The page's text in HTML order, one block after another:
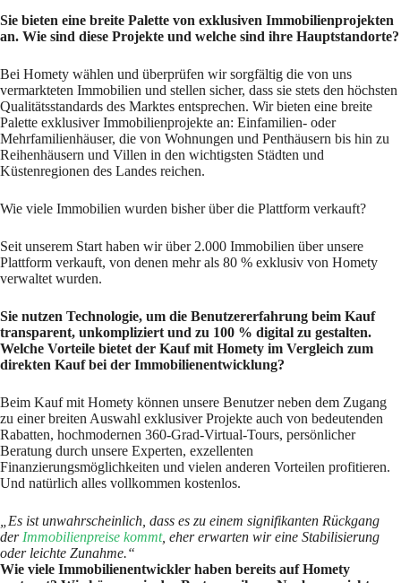
Sie bieten eine breite Palette von exklusiven Immobilienprojekten
an. Wie sind diese Projekte und welche sind ihre Hauptstandorte?
Bei Homety wählen und überprüfen wir sorgfältig die von uns
vermarkteten Immobilien und stellen sicher, dass sie stets den höchsten
Qualitätsstandards des Marktes entsprechen. Wir bieten eine breite
Palette exklusiver Immobilienprojekte an: Einfamilien- oder
Mehrfamilienhäuser, die von Wohnungen und Penthäusern bis hin zu
Reihenhäusern und Villen in den wichtigsten Städten und
Küstenregionen des Landes reichen.
Wie viele Immobilien wurden bisher über die Plattform verkauft?
Seit unserem Start haben wir über 2.000 Immobilien über unsere
Plattform verkauft, von denen mehr als 80 % exklusiv von Homety
verwaltet wurden.
Sie nutzen Technologie, um die Benutzererfahrung beim Kauf
transparent, unkompliziert und zu 100 % digital zu gestalten.
Welche Vorteile bietet der Kauf mit Homety im Vergleich zum
direkten Kauf bei der Immobilienentwicklung?
Beim Kauf mit Homety können unsere Benutzer neben dem Zugang
zu einer breiten Auswahl exklusiver Projekte auch von bedeutenden
Rabatten, hochmodernen 360-Grad-Virtual-Tours, persönlicher
Beratung durch unsere Experten, exzellenten
Finanzierungsmöglichkeiten und vielen anderen Vorteilen profitieren.
Und natürlich alles vollkommen kostenlos.
„Es ist unwahrscheinlich, dass es zu einem signifikanten Rückgang
der Immobilienpreise kommt, eher erwarten wir eine Stabilisierung
oder leichte Zunahme.“
Wie viele Immobilienentwickler haben bereits auf Homety